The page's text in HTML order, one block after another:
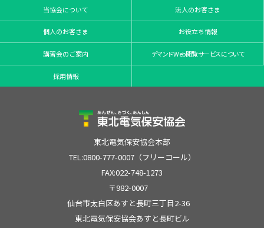
当協会について 法人のお客さま
個人のお客さま お役立ち情報
講習会のご案内 デマンドWeb閲覧サービスについて
採用情報
東北電気保安協会本部
TEL:0800-777-0007（フリーコール）
FAX:022-748-1273
〒982-0007
仙台市太白区あすと長町三丁目2-36
東北電気保安協会あすと長町ビル